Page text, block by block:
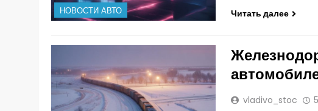
НОВОСТИ АВТО Читать далее
vladivo_stoc